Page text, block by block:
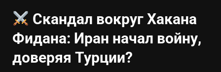
Скандал вокруг Хакана
Фидана: Иран начал войну,
доверяя Турции?